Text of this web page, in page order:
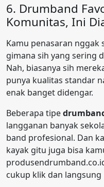
6. Drumband
Komunitas, Ini
Kamu penasaran nggak
gimana sih yang sering
Nah, biasanya sih
punya kualitas standar
enak banget didengar.
Beberapa tipe
langganan banyak
band profesional. Dan
kayak gitu juga bisa
cukup klik dan langsung